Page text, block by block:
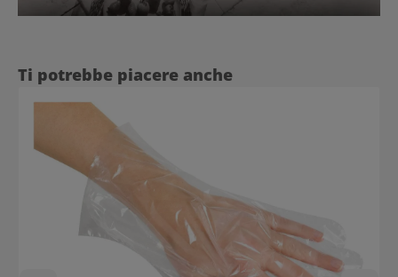
Salta la galleria dei prodotti
Ti potrebbe piacere anche